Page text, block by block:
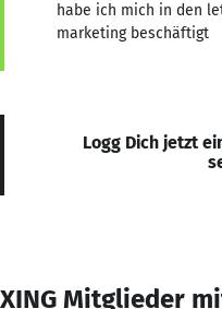
habe ich mich in den
marketing beschäftigt
Logg Dich jetzt
XING Mitglieder